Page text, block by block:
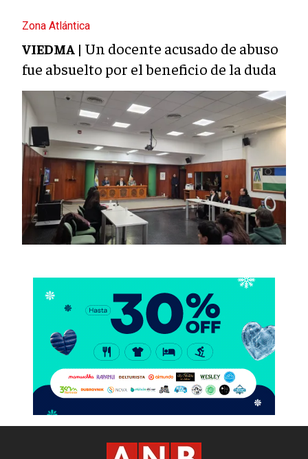
Zona Atlántica
VIEDMA | Un docente acusado de abuso
fue absuelto por el beneficio de la duda